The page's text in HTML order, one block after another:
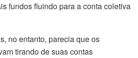
fundos fluindo para a conta coletiva
no entanto, parecia que os
tirando de suas contas